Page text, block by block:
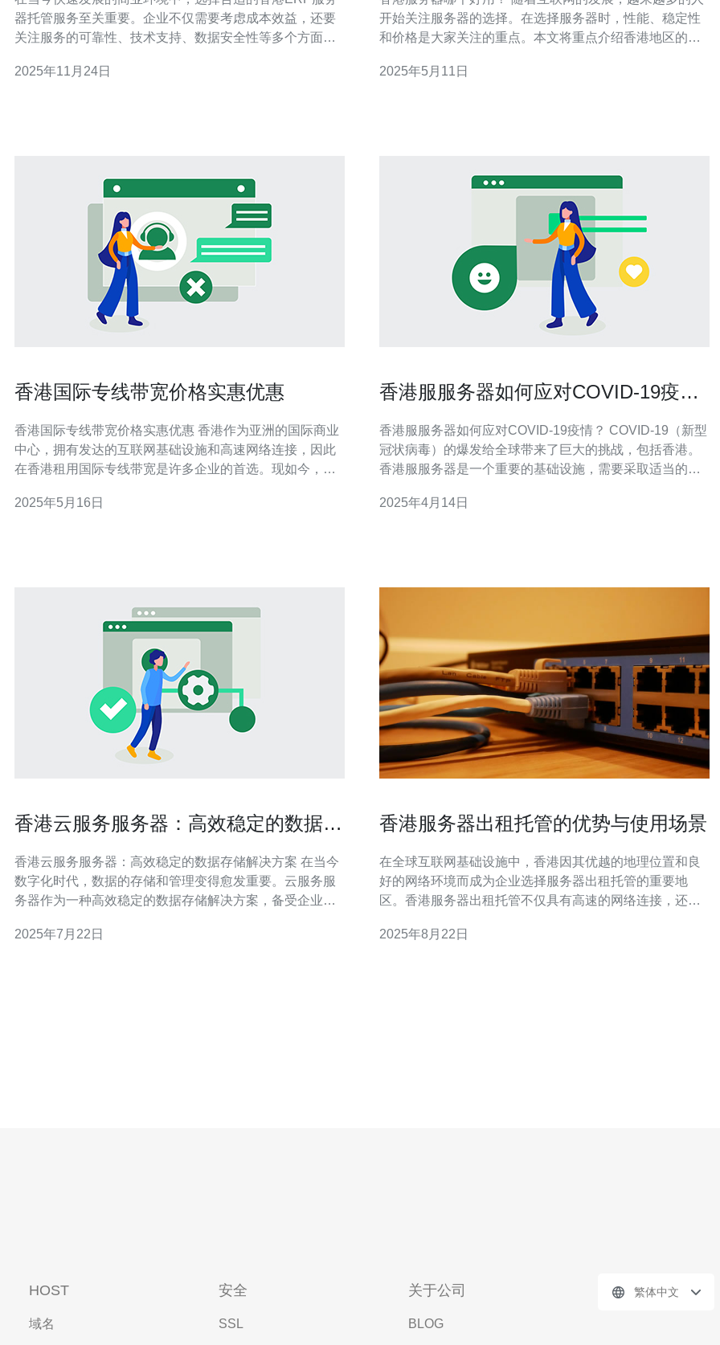
器托管服务至关重要。企业不仅需要考虑成本效益，还要
关注服务的可靠性、技术支持、数据安全性等多个方面。
香港ERP服务器托管服务时需要考虑哪些因素？ 在选择香
2025年11月24日
开始关注服务器的选择。在选择服务器时，性能、稳定性
和价格是大家关注的重点。本文将重点介绍香港地区的服
多知名的服务器品牌，如阿里云、腾讯云、华为云等。这
2025年5月11日
香港国际专线带宽价格实惠优惠
香港国际专线带宽价格实惠优惠 香港作为亚洲的国际商业
中心，拥有发达的互联网基础设施和高速网络连接，因此
在香港租用国际专线带宽是许多企业的首选。现如今，香
的网络服务。 香港国际专线带宽价格相对于其他国家和地
2025年5月16日
香港服服务器如何应对COVID-19疫
香港服服务器如何应对COVID-19疫情？ COVID-19（新型
冠状病毒）的爆发给全球带来了巨大的挑战，包括香港。
香港服服务器是一个重要的基础设施，需要采取适当的措
服服务器采取了远程办公的措施。员工可以在家工作，通
2025年4月14日
香港云服务服务器：高效稳定的数据存
香港云服务服务器：高效稳定的数据存储解决方案 在当今
数字化时代，数据的存储和管理变得愈发重要。云服务服
务器作为一种高效稳定的数据存储解决方案，备受企业和
器具有独特优势，为用户提供了更加灵活和可靠的数据存
2025年7月22日
香港服务器出租托管的优势与使用场景
在全球互联网基础设施中，香港因其优越的地理位置和良
好的网络环境而成为企业选择服务器出租托管的重要地
区。香港服务器出租托管不仅具有高速的网络连接，还能
务器的优势与使用场景，帮助您更好地理解其价值。 首
2025年8月22日
HOST
域名
安全
SSL
关于公司
BLOG
繁体中文